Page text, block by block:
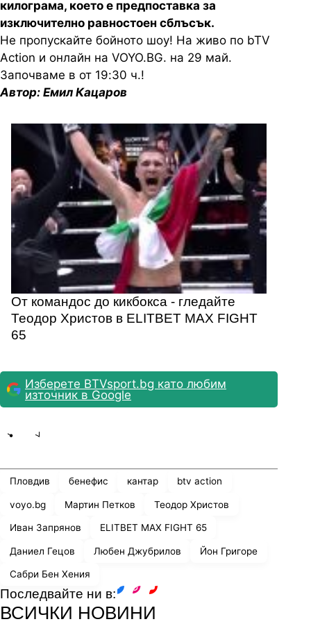
килограма, което е предпоставка за
изключително равностоен сблъсък.
Не пропускайте бойното шоу! На живо по bTV
Action и онлайн на VOYO.BG. на 29 май.
Започваме в от 19:30 ч.!
Автор: Емил Кацаров
От командос до кикбокса - гледайте
Теодор Христов в ЕLITBET MAX FIGHT
65
Изберете BTVsport.bg като любим
източник в Google
Пловдив бенефис кантар btv action
voyo.bg Мартин Петков Теодор Христов
Иван Запрянов ЕLITBET MAX FIGHT 65
Даниел Гецов Любен Джубрилов Йон Григоре
Сабри Бен Хения
Последвайте ни в:
ВСИЧКИ НОВИНИ